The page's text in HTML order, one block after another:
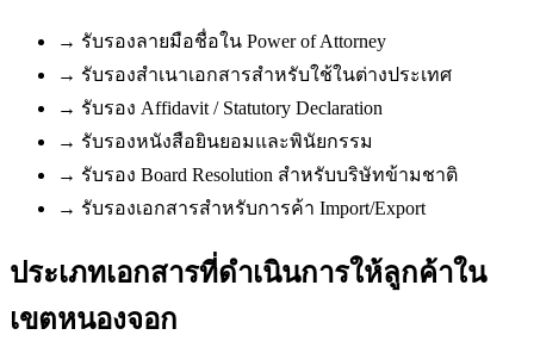
→ รับรองลายมือชื่อใน Power of Attorney
→ รับรองสำเนาเอกสารสำหรับใช้ในต่างประเทศ
→ รับรอง Affidavit / Statutory Declaration
→ รับรองหนังสือยินยอมและพินัยกรรม
→ รับรอง Board Resolution สำหรับบริษัทข้ามชาติ
→ รับรองเอกสารสำหรับการค้า Import/Export
ประเภทเอกสารที่ดำเนินการให้ลูกค้าใน
เขตหนองจอก